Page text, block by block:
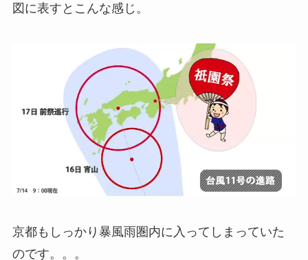
図に表すとこんな感じ。
京都もしっかり暴風雨圏内に入ってしまっていた
のです。。。